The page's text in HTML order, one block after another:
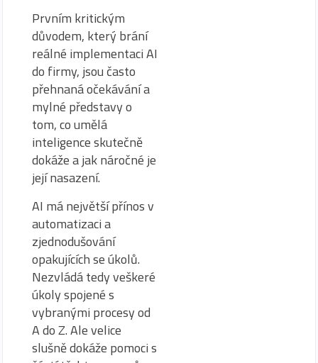
Prvním kritickým
důvodem, který brání
reálné implementaci AI
do firmy, jsou často
přehnaná očekávání a
mylné představy o
tom, co umělá
inteligence skutečně
dokáže a jak náročné je
její nasazení.
AI má největší přínos v
automatizaci a
zjednodušování
opakujících se úkolů.
Nezvládá tedy veškeré
úkoly spojené s
vybranými procesy od
A do Z. Ale velice
slušně dokáže pomoci s